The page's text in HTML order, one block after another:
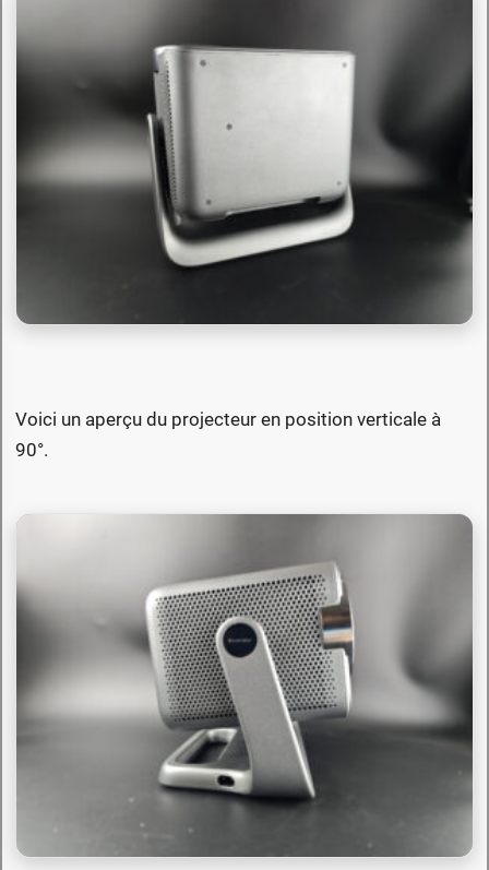
Voici un aperçu du projecteur en position verticale à
90°.